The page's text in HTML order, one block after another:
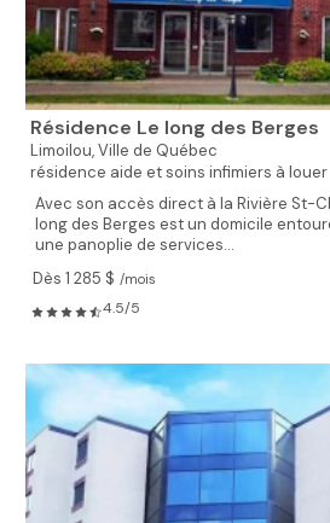
Résidence Le long des Berges
Limoilou,Ville de Québec
résidence aide et soins infimiers à louer
Avec son accès direct à la Rivière St-
long des Berges est un domicile
une panoplie de services...
Dès 1 285 $ /mois
4.5/5